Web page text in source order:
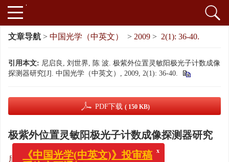
文章导航 > 中国光学（中英文） > 2009 > 2(1): 36-40.
引用本文: 尼启良, 刘世界, 陈 波. 极紫外位置灵敏阳极光子计数成像
探测器研究[J]. 中国光学（中英文）, 2009, 2(1): 36-40.
PDF下载 ( 150 KB)
极紫外位置灵敏阳极光子计数成像探测器研究
尼启良 , 刘世界, 陈 波
《中国光学(中英文)》投审稿